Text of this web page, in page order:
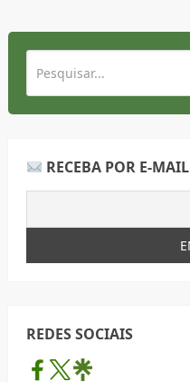
RECEBA POR E-MAIL
REDES SOCIAIS